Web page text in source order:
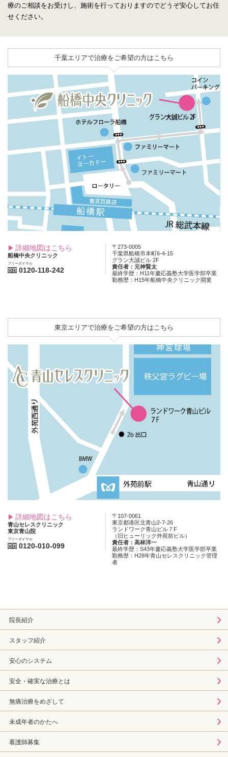
療のご相談をお受けし、施術を行っておりますのでどうぞ安心してお任
せください。
千葉エリアで治療をご希望の方はこちら
詳細地図はこちら
船橋中央クリニック
フリーダイヤル
0120-118-242
〒273-0005
千葉県船橋市本町6-4-15
グラン大誠ビル 2F
責任者：元神賢太
最終学歴：H11年慶応義塾大学医学部卒業
勤務歴：H15年船橋中央クリニック開業
東京エリアで治療をご希望の方はこちら
詳細地図はこちら
青山セレスクリニック
東京青山院
フリーダイヤル
0120-010-099
〒107-0061
東京都港区北青山2-7-26
ランドワーク青山ビル７F
（旧ヒューリック外苑前ビル）
責任者：高林洋一
最終学歴：S43年慶応義塾大学医学部卒業
勤務歴：H28年青山セレスクリニック管理
者
院長紹介
スタッフ紹介
安心のシステム
安全・確実な治療とは
無痛治療をめざして
未成年者のかたへ
看護師募集